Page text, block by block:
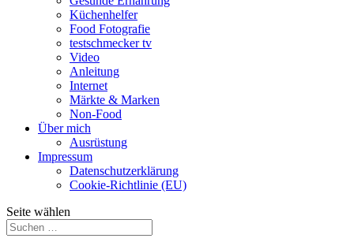
Küchenhelfer
Food Fotografie
testschmecker tv
Video
Anleitung
Internet
Märkte & Marken
Non-Food
Über mich
Ausrüstung
Impressum
Datenschutzerklärung
Cookie-Richtlinie (EU)
Seite wählen